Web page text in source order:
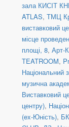
зала КИСІТ
ATLAS, ТМЦ
виставковий
місце
площі, 8, Арт-
TEATROOM,
Національний
музична
Виставковий
центру),
(ex-Юність),